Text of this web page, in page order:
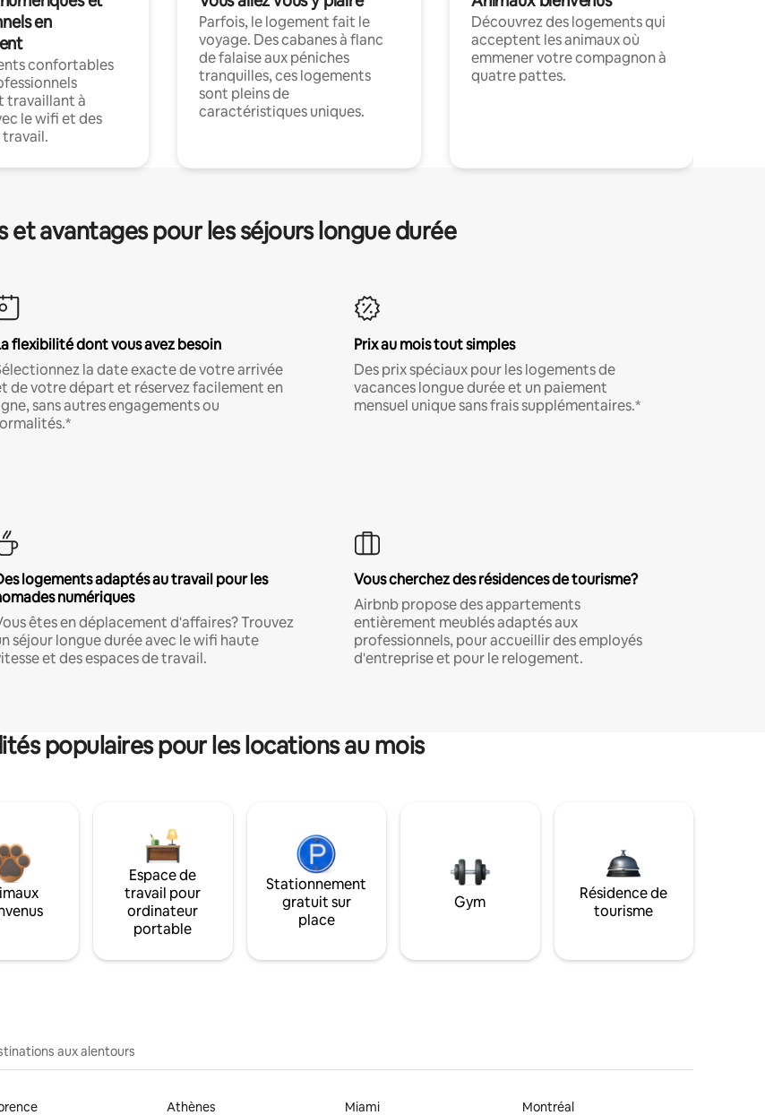
en
confortables
travaillant à
le wifi et des
travail.
Parfois, le logement fait le
voyage. Des cabanes à flanc
de falaise aux péniches
tranquilles, ces logements
sont pleins de
caractéristiques uniques.
Découvrez des logements qui
acceptent les animaux où
emmener votre compagnon à
quatre pattes.
avantages pour les séjours longue durée
flexibilité dont vous avez besoin
la date exacte de votre arrivée
de votre départ et réservez facilement en
sans autres engagements ou
Prix au mois tout simples
Des prix spéciaux pour les logements de
vacances longue durée et un paiement
mensuel unique sans frais supplémentaires.*
logements adaptés au travail pour les
numériques
êtes en déplacement d'affaires? Trouvez
séjour longue durée avec le wifi haute
et des espaces de travail.
Vous cherchez des résidences de tourisme?
Airbnb propose des appartements
entièrement meublés adaptés aux
professionnels, pour accueillir des employés
d'entreprise et pour le relogement.
populaires pour les locations au mois
Espace de
travail pour
ordinateur
portable
Stationnement
gratuit sur
place
Gym
Résidence de
tourisme
aux alentours
Athènes
Miami
Montréal